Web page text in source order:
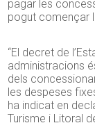
pagar les
pogut començar
“El decret de
administracions
dels
les despeses
ha indicat en
Turisme i Litoral